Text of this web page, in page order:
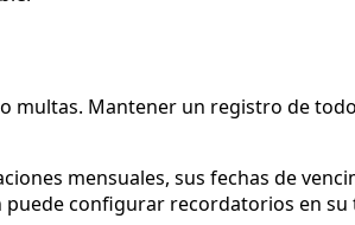
multas. Mantener un registro de
mensuales, sus fechas de
puede configurar recordatorios en